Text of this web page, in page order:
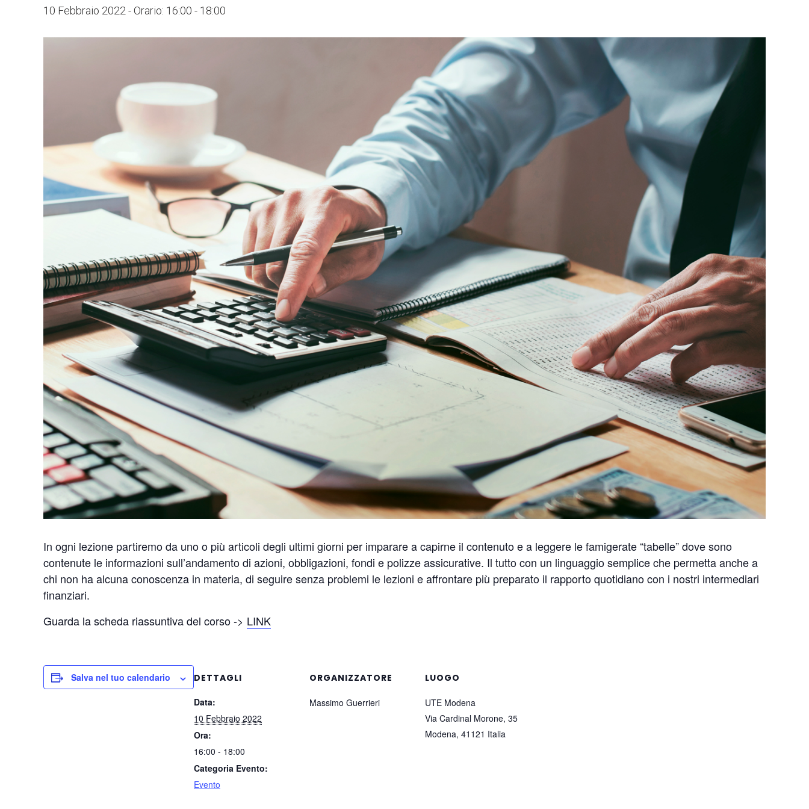
10 Febbraio 2022 - Orario: 16:00 - 18:00
In ogni lezione partiremo da uno o più articoli degli ultimi giorni per imparare a capirne il contenuto e a leggere le famigerate “tabelle” dove sono
contenute le informazioni sull’andamento di azioni, obbligazioni, fondi e polizze assicurative. Il tutto con un linguaggio semplice che permetta anche a
chi non ha alcuna conoscenza in materia, di seguire senza problemi le lezioni e affrontare più preparato il rapporto quotidiano con i nostri intermediari
finanziari.
Guarda la scheda riassuntiva del corso -> LINK
Salva nel tuo calendario
DETTAGLI
Data:
10 Febbraio 2022
Ora:
16:00 - 18:00
Categoria Evento:
Evento
ORGANIZZATORE
Massimo Guerrieri
LUOGO
UTE Modena
Via Cardinal Morone, 35
Modena, 41121 Italia